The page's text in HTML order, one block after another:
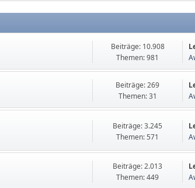
Beiträge: 10.908
Themen: 981
Beiträge: 269
Themen: 31
Beiträge: 3.245
Themen: 571
Beiträge: 2.013
Themen: 449